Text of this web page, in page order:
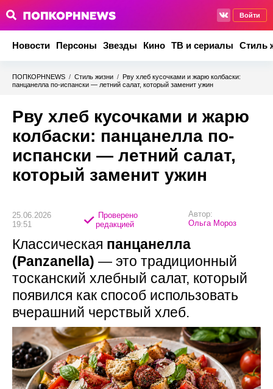
Войти
Новости Персоны Звезды Кино ТВ и сериалы Стиль
ПОПКОРНNEWS / Стиль жизни / Рву хлеб кусочками и жарю колбаски:
панцанелла по-испански — летний салат, который заменит ужин
Рву хлеб кусочками и жарю
колбаски: панцанелла по-
испански — летний салат,
который заменит ужин
25.06.2026
19:51
Проверено
редакцией
Автор:
Ольга Мороз
Классическая панцанелла
(Panzanella) — это традиционный
тосканский хлебный салат, который
появился как способ использовать
вчерашний черствый хлеб.